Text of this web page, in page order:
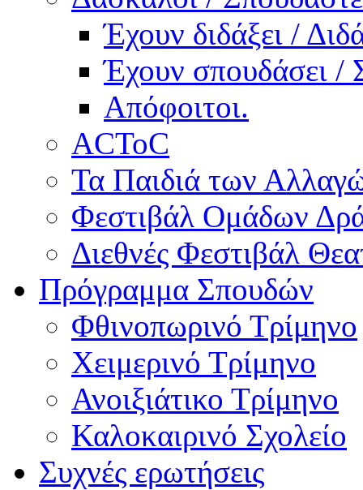
Έχουν διδάξει /
Έχουν σπουδάσει /
Απόφοιτοι.
ACToC
Τα Παιδιά των
Φεστιβάλ Ομάδων
Διεθνές Φεστιβάλ
Πρόγραμμα Σπουδών
Φθινοπωρινό Τρίμηνο
Χειμερινό Τρίμηνο
Ανοιξιάτικο Τρίμηνο
Καλοκαιρινό Σχολείο
Συχνές ερωτήσεις